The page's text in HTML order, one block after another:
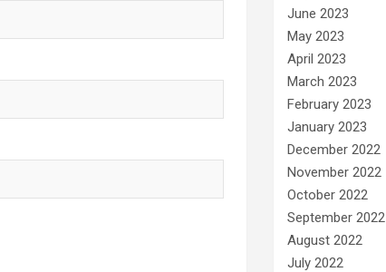
June 2023
May 2023
April 2023
March 2023
February 2023
January 2023
December 2022
November 2022
October 2022
September 2022
August 2022
July 2022